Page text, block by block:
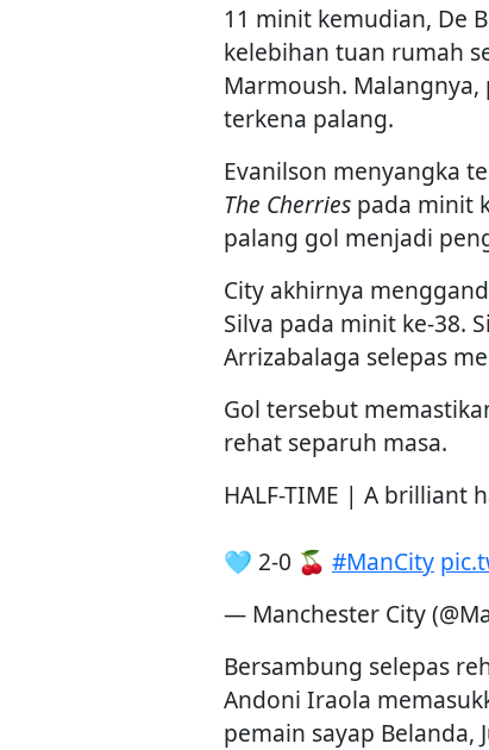
11 minit kemudian, De
kelebihan tuan rumah
Marmoush.
terkena palang.
Evanilson menyangka
The Cherries pada minit
palang gol menjadi
City akhirnya
Silva pada minit ke-38.
Arrizabalaga selepas
Gol tersebut
rehat separuh masa.
HALF-TIME | A
🩵 2-0 🍒 #ManCity
— Manchester City
Bersambung selepas
Andoni Iraola
pemain sayap Belanda,